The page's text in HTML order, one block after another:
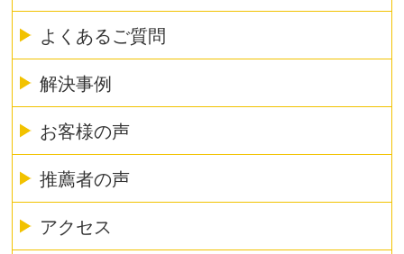
よくあるご質問
解決事例
お客様の声
推薦者の声
アクセス